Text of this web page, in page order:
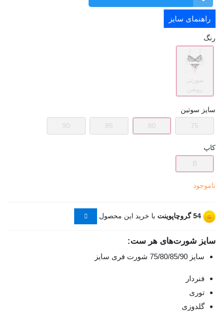
راهنمای سایز
رنگ
صورتی
روشن
سایز سوتین
75
80
85
90
کاپ
B
ناموجود
54گروچاپوینت با خرید این محصول
سایز شورت‌های هر ست:
سایز 75/80/85/90 شورت فری سایز
فنردار
توری
گلدوزی